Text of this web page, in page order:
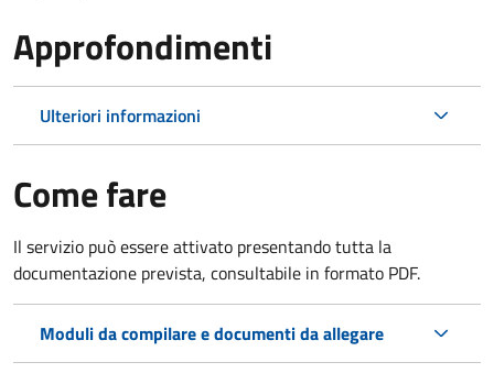
Approfondimenti
Ulteriori informazioni
Come fare
Il servizio può essere attivato presentando tutta la
documentazione prevista, consultabile in formato PDF.
Moduli da compilare e documenti da allegare